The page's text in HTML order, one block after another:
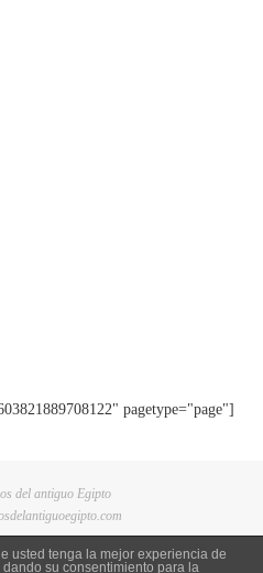
pagetype="page"]
del antiguo Egipto
usted tenga la mejor experiencia de
su consentimiento para la